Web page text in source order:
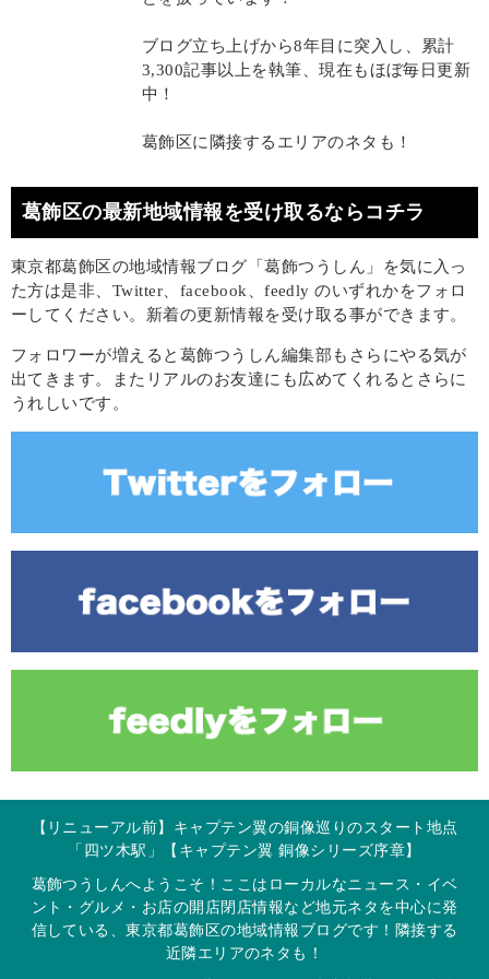
ブログ立ち上げから8年目に突入し、累計
3,300記事以上を執筆、現在もほぼ毎日更新
中！
葛飾区に隣接するエリアのネタも！
葛飾区の最新地域情報を受け取るならコチラ
東京都葛飾区の地域情報ブログ「葛飾つうしん」を気に入っ
た方は是非、Twitter、facebook、feedly のいずれかをフォロ
ーしてください。新着の更新情報を受け取る事ができます。
フォロワーが増えると葛飾つうしん編集部もさらにやる気が
出てきます。またリアルのお友達にも広めてくれるとさらに
うれしいです。
【リニューアル前】キャプテン翼の銅像巡りのスタート地点
「四ツ木駅」【キャプテン翼 銅像シリーズ序章】
葛飾つうしんへようこそ！ここはローカルなニュース・イベ
ント・グルメ・お店の開店閉店情報など地元ネタを中心に発
信している、東京都葛飾区の地域情報ブログです！隣接する
近隣エリアのネタも！